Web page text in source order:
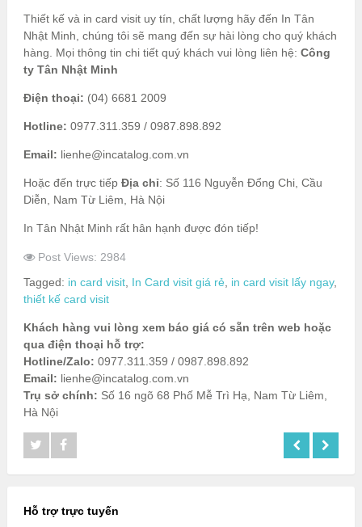
Thiết kế và in card visit uy tín, chất lượng hãy đến In Tân
Nhật Minh, chúng tôi sẽ mang đến sự hài lòng cho quý khách
hàng. Mọi thông tin chi tiết quý khách vui lòng liên hệ: Công
ty Tân Nhật Minh
Điện thoại: (04) 6681 2009
Hotline: 0977.311.359 / 0987.898.892
Email: lienhe@incatalog.com.vn
Hoặc đến trực tiếp Địa chỉ: Số 116 Nguyễn Đổng Chi, Cầu
Diễn, Nam Từ Liêm, Hà Nội
In Tân Nhật Minh rất hân hạnh được đón tiếp!
Post Views: 2984
Tagged: in card visit, In Card visit giá rẻ in card visit lấy ngay,
thiết kế card visit
Khách hàng vui lòng xem báo giá có sẵn trên web hoặc
qua điện thoại hỗ trợ:
Hotline/Zalo: 0977.311.359 / 0987.898.892
Email: lienhe@incatalog.com.vn
Trụ sở chính: Số 16 ngõ 68 Phố Mễ Trì Hạ, Nam Từ Liêm,
Hà Nội
Hỗ trợ trực tuyến